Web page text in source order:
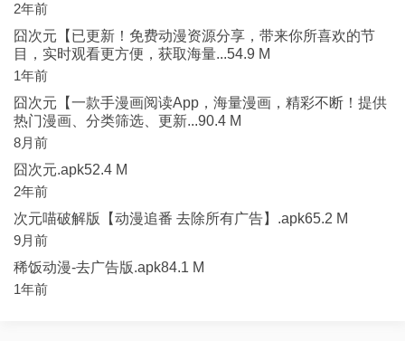
2年前
囧次元【已更新！免费动漫资源分享，带来你所喜欢的节
目，实时观看更方便，获取海量...54.9 M
1年前
囧次元【一款手漫画阅读App，海量漫画，精彩不断！提供
热门漫画、分类筛选、更新...90.4 M
8月前
囧次元.apk52.4 M
2年前
次元喵破解版【动漫追番 去除所有广告】.apk65.2 M
9月前
稀饭动漫-去广告版.apk84.1 M
1年前